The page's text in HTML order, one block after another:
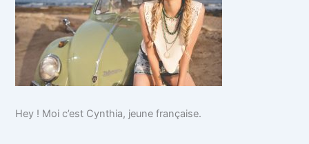
Hey ! Moi c’est Cynthia, jeune française.